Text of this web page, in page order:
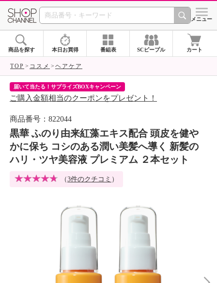
SHOP CHANNEL シメニュー
商品を探す 本日お買得 番組表 SCピープル カート
TOP コスメ ヘアケア
届いて当たる！サプライズBOXキャンペーン
ご購入金額相当のクーポンをプレゼント！
商品番号：822044
黒華 ふのり由来紅藻エキス配合 頭皮を健や
かに保ち コシのある潤い美髪へ導く 新髪の
ハリ・ツヤ美容液 プレミアム ２本セット
（3件のクチコミ ）